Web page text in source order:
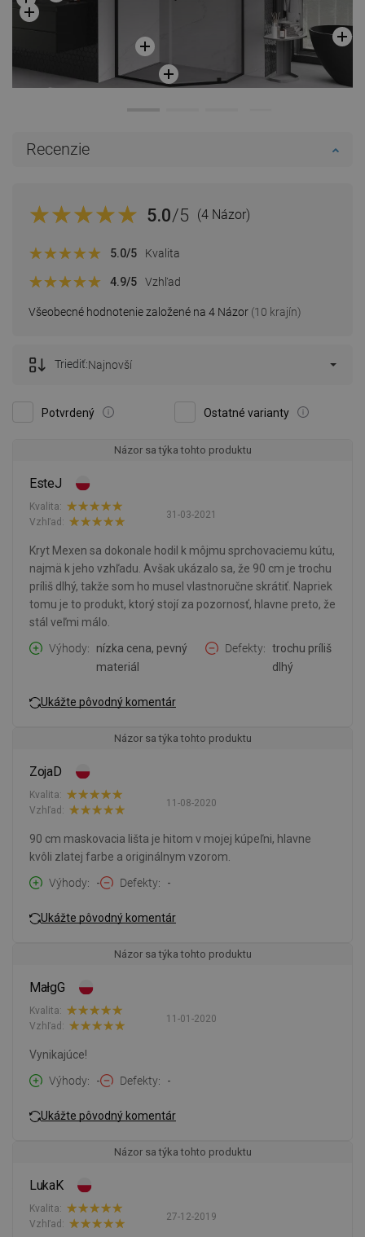
Recenzie
5.0/5 (4 Názor)
Všeobecné hodnotenie založené na 4 Názor (10 krajín)
5.0/5 Kvalita
4.9/5 Vzhľad
Potvrdený Ostatné varianty
Triediť:Najnovší
Názor sa týka tohto produktu
EsteJ
31-03-2021
Kvalita:
Vzhľad:
Kryt Mexen sa dokonale hodil k môjmu sprchovaciemu kútu,
najmä k jeho vzhľadu. Avšak ukázalo sa, že 90 cm je trochu
príliš dlhý, takže som ho musel vlastnoručne skrátiť. Napriek
tomu je to produkt, ktorý stojí za pozornosť, hlavne preto, že
stál veľmi málo.
Výhody
nízka cena, pevný
materiál
Defekty
trochu príliš
dlhý
Ukážte pôvodný komentár
Názor sa týka tohto produktu
ZojaD
11-08-2020
Kvalita:
Vzhľad:
90 cm maskovacia lišta je hitom v mojej kúpeľni, hlavne
kvôli zlatej farbe a originálnym vzorom.
Výhody
- Defekty -
Ukážte pôvodný komentár
Názor sa týka tohto produktu
MałgG
11-01-2020
Kvalita:
Vzhľad:
Vynikajúce!
Výhody
- Defekty -
Ukážte pôvodný komentár
Názor sa týka tohto produktu
LukaK
27-12-2019
Kvalita:
Vzhľad: